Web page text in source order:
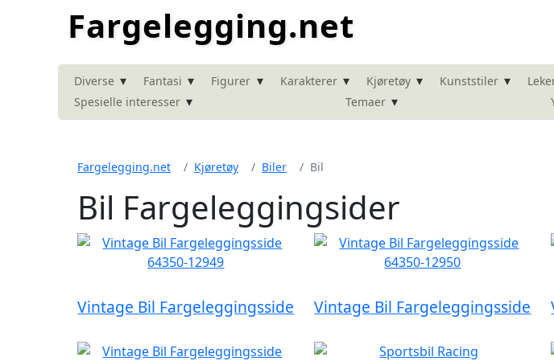
Fargelegging.net
Diverse ▾ Fantasi ▾ Figurer ▾ Karakterer ▾ Kjøretøy ▾ Kunststiler ▾
Spesielle interesser ▾ Temaer ▾
Fargelegging.net Kjøretøy Biler Bil
Bil Fargeleggingsider
Vintage Bil Fargeleggingsside Vintage Bil Fargeleggingsside